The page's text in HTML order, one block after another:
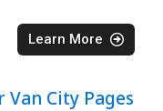
Learn More
Van City Pages